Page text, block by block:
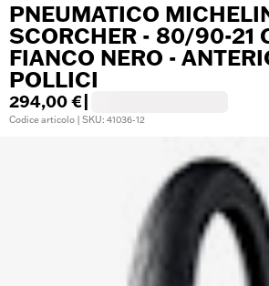
PNEUMATICO
SCORCHER - 80/90-21
FIANCO NERO -
POLLICI
294,00 €
Codice articolo | SKU: 41036-12